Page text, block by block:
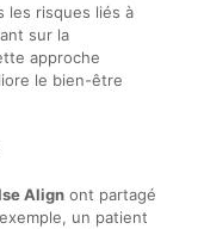
les risques liés à
sur la
approche
le bien-être
Alignont partagé
un patient